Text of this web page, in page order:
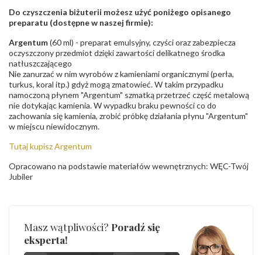
Do czyszczenia biżuterii możesz użyć poniżego opisanego
preparatu (dostępne w naszej firmie):
Argentum(60 ml) - preparat emulsyjny, czyści oraz zabezpiecza
oczyszczony przedmiot dzięki zawartości delikatnego środka
natłuszczającego
Nie zanurzać w nim wyrobów z kamieniami organicznymi (perła,
turkus, koral itp.) gdyż mogą zmatowieć. W takim przypadku
namoczoną płynem "Argentum" szmatką przetrzeć część metalową
nie dotykając kamienia. W wypadku braku pewności co do
zachowania się kamienia, zrobić próbkę działania płynu "Argentum"
w miejscu niewidocznym.
Tutaj kupisz Argentum
Opracowano na podstawie materiałów wewnętrznych: WĘC-Twój
Jubiler
Masz wątpliwości? Poradź się
eksperta!